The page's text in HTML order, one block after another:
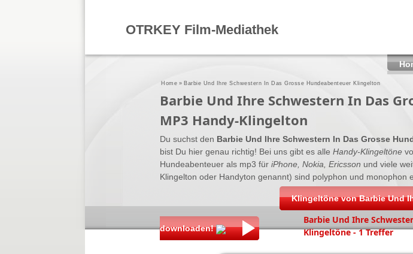
Barbie Und Ihre Schwestern In Das
MP3 Handy-Klingelton
Du suchst den Barbie Und Ihre Schwestern In Das Grosse
bist Du hier genau richtig! Bei uns gibt es alle Handy-Klingeltöne
Hundeabenteuer als mp3 für iPhone, Nokia, Ericsson und viele
Klingelton oder Handyton genannt) sind polyphon und monophon
Klingeltöne von Barbie Und
downloaden!
Barbie Und Ihre
Klingeltöne - 1 Treffer
Home » Barbie Und Ihre Schwestern In Das Grosse Hundeabenteuer Klingelton
OTRKEY Film-Mediathek